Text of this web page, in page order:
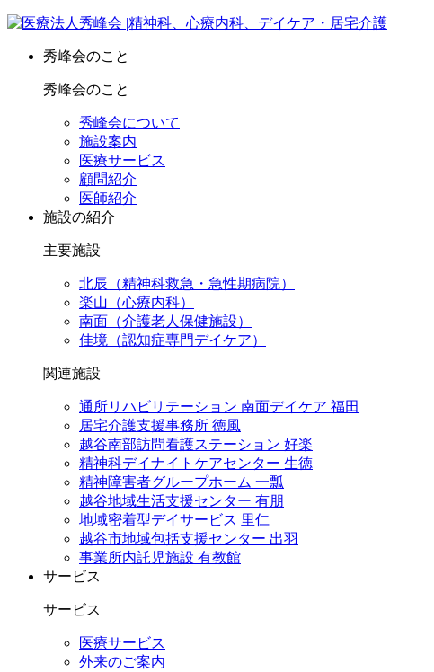
秀峰会のこと
秀峰会のこと
秀峰会について
施設案内
医療サービス
顧問紹介
医師紹介
施設の紹介
主要施設
北辰（精神科救急・急性期病院）
楽山（心療内科）
南面（介護老人保健施設）
佳境（認知症専門デイケア）
関連施設
通所リハビリテーション 南面デイケア 福田
居宅介護支援事務所 徳風
越谷南部訪問看護ステーション 好楽
精神科デイナイトケアセンター 生徳
精神障害者グループホーム 一瓢
越谷地域生活支援センター 有朋
地域密着型デイサービス 里仁
越谷市地域包括支援センター 出羽
事業所内託児施設 有教館
サービス
サービス
医療サービス
外来のご案内